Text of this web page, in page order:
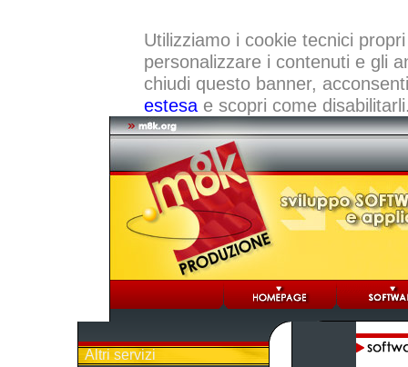
Utilizziamo i cookie tecnici
personalizzare i contenuti e gli
chiudi questo banner,
estesae scopri come
Altri servizi